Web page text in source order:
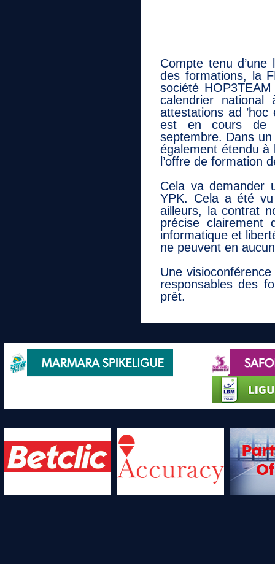
Compte tenu
des formations, la
société
calendrier
attestations ad
est en cours de
septembre. Dans
également étendu à
l’offre de formation
Cela va demander
YPK. Cela a été
ailleurs, la contrat
précise clairement
informatique et
ne peuvent en
Une
responsables des
prêt.